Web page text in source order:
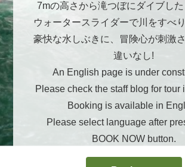
7mの高さから滝つぼにダイブし
ウォータースライダーで川をすべ
豪快な水しぶきに、冒険心が刺激
違いなし!
An English page is under
Please check the staff blog for tour
Booking is available in
Please select language after
BOOK NOW button.